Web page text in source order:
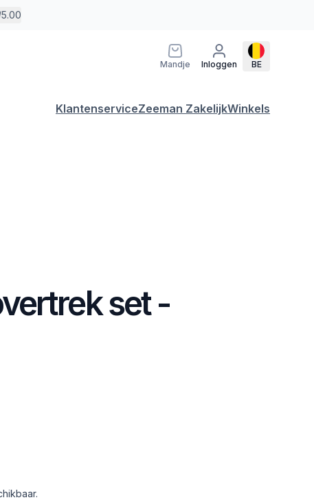
5.00
Mandje Inloggen BE
KlantenserviceZeeman ZakelijkWinkels
set -